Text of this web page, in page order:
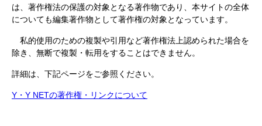
は、著作権法の保護の対象となる著作物であり、本サイトの全体
についても編集著作物として著作権の対象となっています。
私的使用のための複製や引用など著作権法上認められた場合を
除き、無断で複製・転用をすることはできません。
詳細は、下記ページをご参照ください。
Y・Y NETの著作権・リンクについて